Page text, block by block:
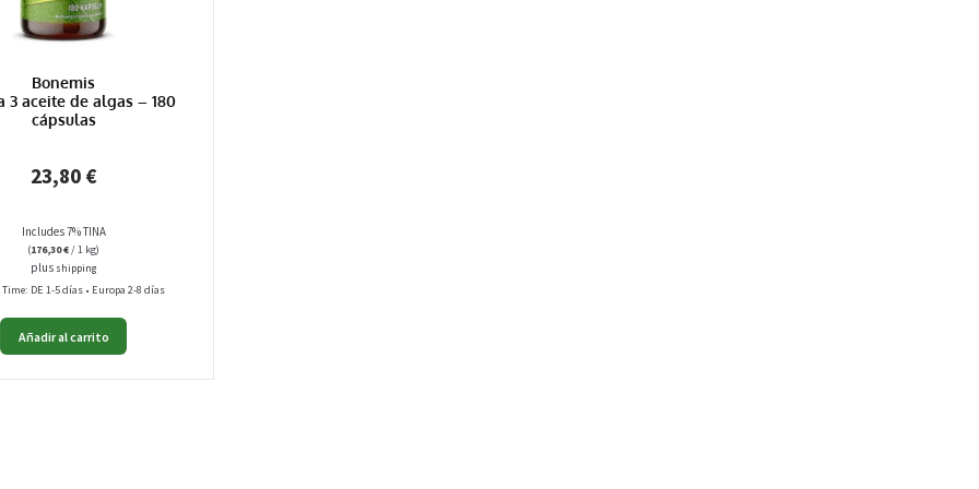
Bonemis
3 aceite de algas – 180
cápsulas
23,80 €
Includes 7% TINA
(176,30€/ 1 kg)
plus shipping
Time: DE 1-5 días • Europa 2-8 días
Añadir al carrito